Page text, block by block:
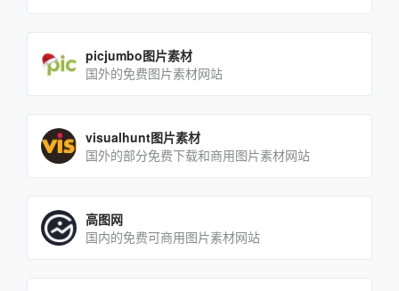
picjumbo图片素材
国外的免费图片素材网站
visualhunt图片素材
国外的部分免费下载和商用图片素材网站
高图网
国内的免费可商用图片素材网站